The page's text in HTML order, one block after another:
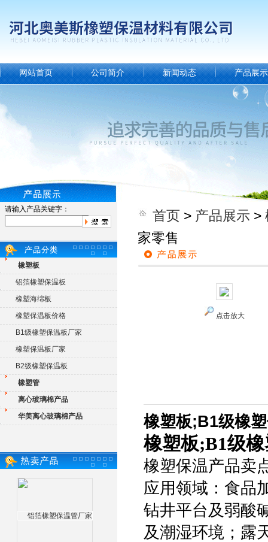
网站首页 公司简介 新闻动态 产品展示
请输入产品关键字：
橡塑板
铝箔橡塑保温板
橡塑海绵板
橡塑保温板价格
B1级橡塑保温板厂家
橡塑保温板厂家
B2级橡塑保温板
橡塑管
离心玻璃棉产品
华美离心玻璃棉产品
首页 > 产品展示 >
家零售
点击放大
橡塑板;B1级橡
橡塑板;B1级
橡塑保温产品卖
应用领域：食品
钻井平台及弱酸
及潮湿环境；露